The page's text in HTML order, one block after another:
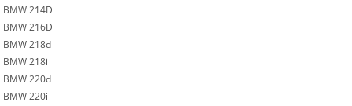
BMW 214D
BMW 216D
BMW 218d
BMW 218i
BMW 220d
BMW 220i